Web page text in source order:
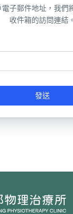
子郵件地址，我們
收件箱的訪問連結。
發送